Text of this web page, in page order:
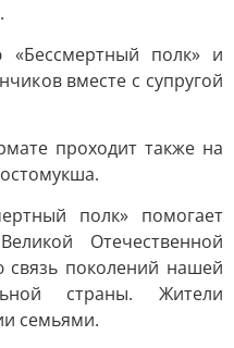
«Бессмертный полк» и
вместе с супругой
проходит также на
полк» помогает
Отечественной
связь поколений нашей
страны. Жители
семьями.